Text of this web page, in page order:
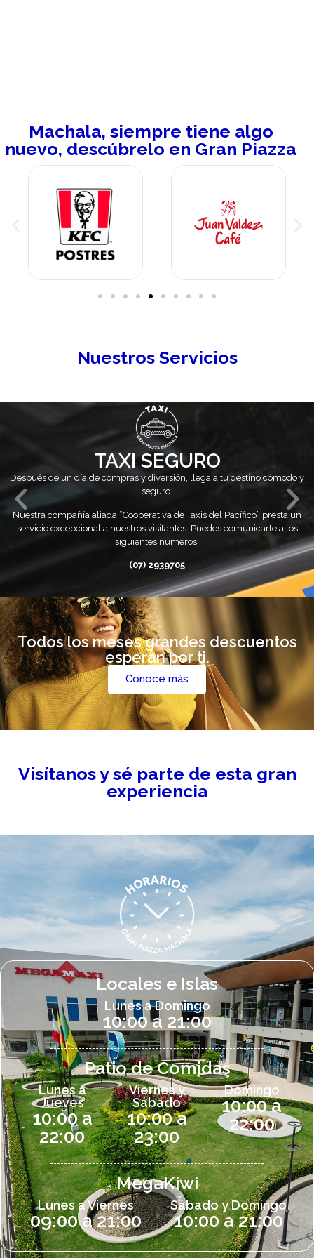
Machala, siempre tiene algo
nuevo, descúbrelo en Gran Piazza
Nuestros Servicios
TAXI SEGURO
Después de un día de compras y diversión, llega a tu destino cómodo y
seguro.
Nuestra compañía aliada “Cooperativa de Taxis del Pacífico” presta un
servicio excepcional a nuestros visitantes. Puedes comunicarte a los
siguientes números:
(07) 2939705
Todos los meses grandes descuentos
esperan por ti.
Conoce más
Visítanos y sé parte de esta gran
experiencia
Locales e Islas
Lunes a Domingo
10:00 a 21:00
Patio de Comidas
Lunes a
Jueves
10:00 a
22:00
Viernes y
Sábado
10:00 a
23:00
Domingo
10:00 a
22:00
MegaKiwi
Lunes a Viernes
09:00 a 21:00
Sábado y Domingo
10:00 a 21:00